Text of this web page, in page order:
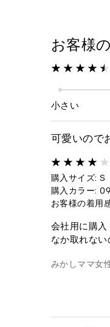
お客様
小さい
可愛いので
購入サイズ: S
購入カラー:
お客様の着用
会社用に購
なか取れな
みかしママ女